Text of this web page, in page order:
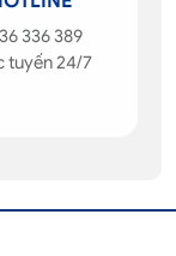
336 389
tuyến 24/7